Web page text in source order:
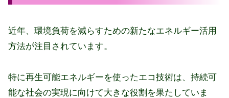
近年、環境負荷を減らすための新たなエネルギー活用
方法が注目されています。
特に再生可能エネルギーを使ったエコ技術は、持続可
能な社会の実現に向けて大きな役割を果たしていま